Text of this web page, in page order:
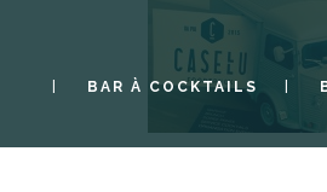
BAR À COCKTAILS